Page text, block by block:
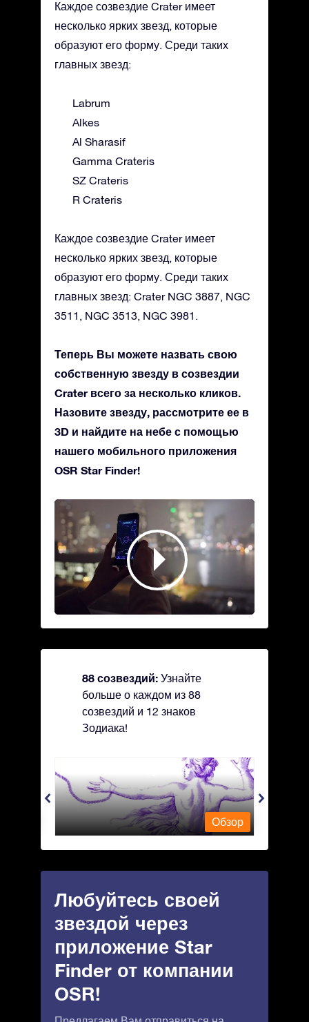
Каждое созвездие Crater имеет
несколько ярких звезд, которые
образуют его форму. Среди таких
главных звезд:
Labrum
Alkes
Al Sharasif
Gamma Crateris
SZ Crateris
R Crateris
Каждое созвездие Crater имеет
несколько ярких звезд, которые
образуют его форму. Среди таких
главных звезд: Crater NGC 3887, NGC
3511, NGC 3513, NGC 3981.
Теперь Вы можете назвать свою
собственную звезду в созвездии
Crater всего за несколько кликов.
Назовите звезду, рассмотрите ее в
3D и найдите на небе с помощью
нашего мобильного приложения
OSR Star Finder!
88 созвездий: Узнайте
больше о каждом из 88
созвездий и 12 знаков
Зодиака!
Andromeda - Андромеда
Обзор
Любуйтесь своей
звездой через
приложение Star
Finder от компании
OSR!